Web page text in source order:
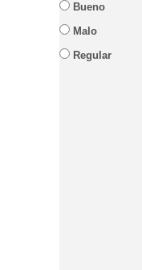
Bueno
Malo
Regular